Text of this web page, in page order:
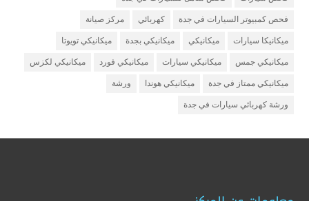
فحص كمبيوتر السيارات في جدة كهربائي مركز صيانة
ميكانيكا سيارات ميكانيكي ميكانيكي بجدة ميكانيكي تويوتا
ميكانيكي جمس ميكانيكي سيارات ميكانيكي فورد ميكانيكي لكزس
ميكانيكي ممتاز في جدة ميكانيكي هوندا ورشة
ورشة كهربائي سيارات في جدة